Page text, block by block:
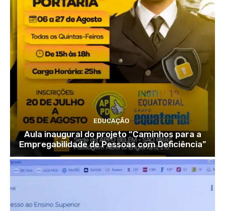
EDUCAÇÃO
Aula inaugural do projeto “Caminhos para a
Empregabilidade de Pessoas com Deficiência”